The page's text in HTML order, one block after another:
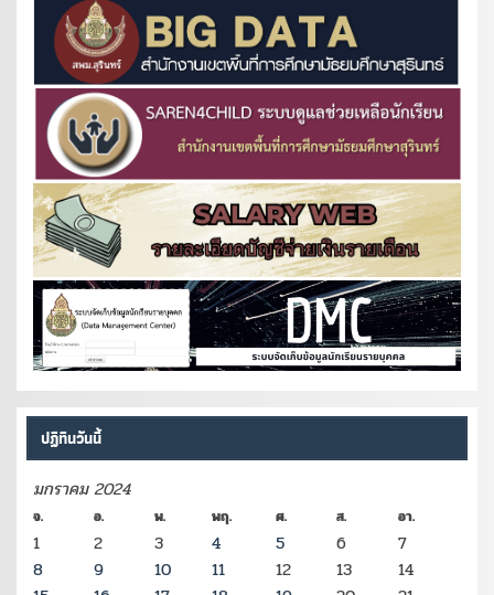
ปฏิทินวันนี้
มกราคม 2024
จ. อ. พ. พฤ. ศ. ส. อา.
1 2 3 4 5 6
7
8
9 10 11 12 13
14